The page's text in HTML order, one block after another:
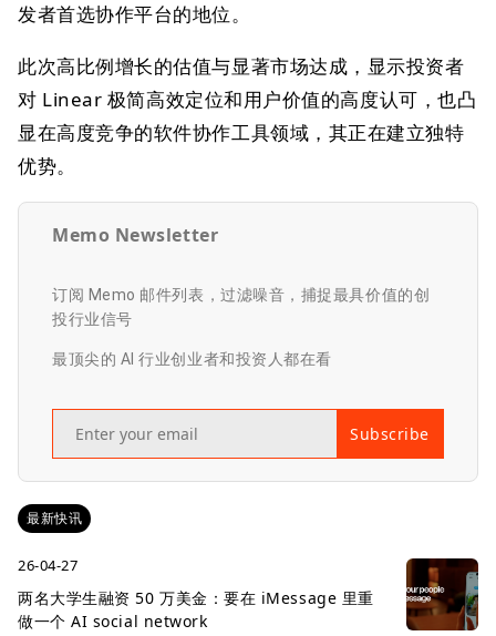
发者首选协作平台的地位。
此次高比例增长的估值与显著市场达成，显示投资者
对 Linear 极简高效定位和用户价值的高度认可，也凸
显在高度竞争的软件协作工具领域，其正在建立独特
优势。
Memo Newsletter
订阅 Memo 邮件列表，过滤噪音，捕捉最具价值的创
投行业信号
最顶尖的 AI 行业创业者和投资人都在看
Subscribe
最新快讯
26-04-27
两名大学生融资 50 万美金：要在 iMessage 里重
做一个 AI social network